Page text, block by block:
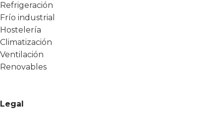
Refrigeración
Frío industrial
Hostelería
Climatización
Ventilación
Renovables
Legal